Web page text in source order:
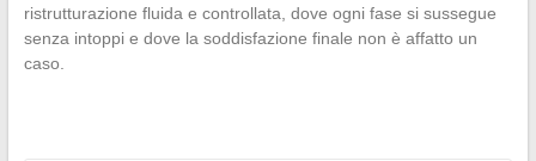
ristrutturazione fluida e controllata, dove ogni fase si sussegue
senza intoppi e dove la soddisfazione finale non è affatto un
caso.